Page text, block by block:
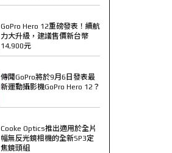
GoPro Hero 12重磅發表！續航
力大升級，建議售價新台幣
14,900元
傳聞GoPro將於9月6日發表最
新運動攝影機GoPro Hero 12？
Cooke Optics推出適用於全片
幅無反光鏡相機的全新SP3定
焦鏡頭組